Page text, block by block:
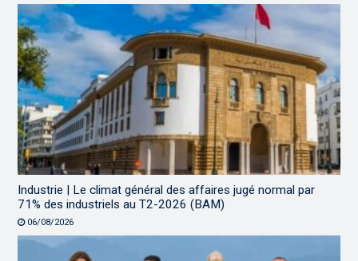
Industrie | Le climat général des affaires jugé normal par
71% des industriels au T2-2026 (BAM)
06/08/2026